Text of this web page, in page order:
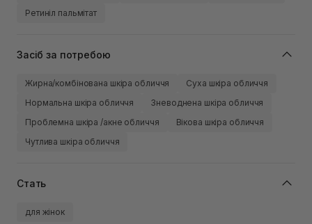
Ретиніл пальмітат
Засіб за потребою
Жирна/комбінована шкіра обличчя
Суха шкіра обличчя
Нормальна шкіра обличчя
Зневоднена шкіра обличчя
Проблемна шкіра /акне обличчя
Вікова шкіра обличчя
Чутлива шкіра обличчя
Стать
для жінок